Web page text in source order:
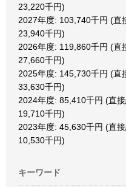
23,220千円)
2027年度: 103,740千円 (直
23,940千円)
2026年度: 119,860千円 (直
27,660千円)
2025年度: 145,730千円 (直
33,630千円)
2024年度: 85,410千円 (直
19,710千円)
2023年度: 45,630千円 (直
10,530千円)
キーワード